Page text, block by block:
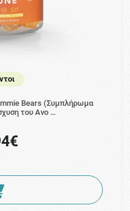
Bears (Συμπλήρωμα
του Ανο …